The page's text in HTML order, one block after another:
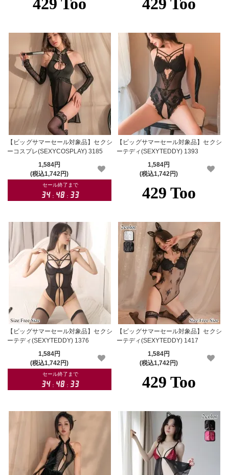
【ビッグサマーセール対象品】セクシ
ーコスプレ(SEXYCOSPLAY) 3185
1,584円
(税込1,742円)
【ビッグサマーセール対象品】セクシ
ーテディ(SEXYTEDDY) 1393
1,584円
(税込1,742円)
【ビッグサマーセール対象品】セクシ
ーテディ(SEXYTEDDY) 1376
1,584円
(税込1,742円)
【ビッグサマーセール対象品】セクシ
ーテディ(SEXYTEDDY) 1417
1,584円
(税込1,742円)